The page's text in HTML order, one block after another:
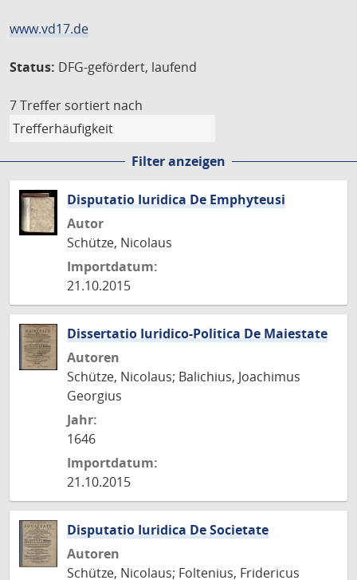
www.vd17.de
Status: DFG-gefördert, laufend
7 Treffer sortiert nach
Filter anzeigen
Disputatio Iuridica De Emphyteusi
Autor
Schütze, Nicolaus
Importdatum:
21.10.2015
Dissertatio Iuridico-Politica De Maiestate
Autoren
Schütze, Nicolaus; Balichius, Joachimus
Georgius
Jahr:
1646
Importdatum:
21.10.2015
Disputatio Iuridica De Societate
Autoren
Schütze, Nicolaus; Foltenius, Fridericus